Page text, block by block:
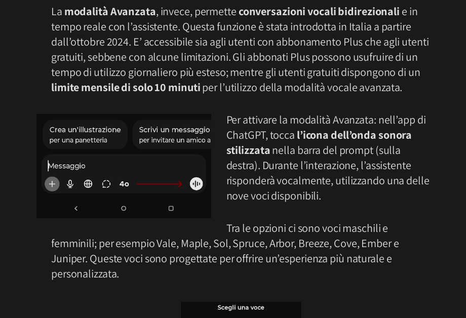
La modalità Avanzata, invece, permetteconversazioni vocali bidirezionali e in
tempo reale con l’assistente. Questa funzione è stata introdotta in Italia a partire
dall’ottobre 2024. E’ accessibile sia agli utenti con abbonamento Plus che agli utenti
gratuiti, sebbene con alcune limitazioni. Gli abbonati Plus possono usufruire di un
tempo di utilizzo giornaliero più esteso; mentre gli utenti gratuiti dispongono di un
limite mensile di solo 10 minutiper l’utilizzo della modalità vocale avanzata.
Per attivare la modalità Avanzata: nell’app di
ChatGPT, tocca l’icona dell’onda sonora
stilizzatanella barra del prompt (sulla
destra). Durante l’interazione, l’assistente
risponderà vocalmente, utilizzando una delle
nove voci disponibili.
Tra le opzioni ci sono voci maschili e
femminili; per esempio Vale, Maple, Sol, Spruce, Arbor, Breeze, Cove, Ember e
Juniper. Queste voci sono progettate per offrire un’esperienza più naturale e
personalizzata.